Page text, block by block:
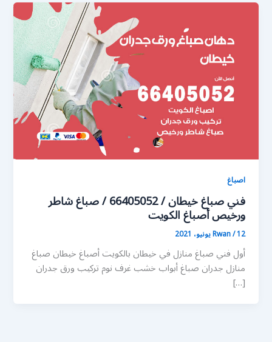
اصباغ
فني صباغ خيطان / 66405052 / صباغ شاطر
ورخيص أصباغ الكويت
Rwan/12 يونيو، 2021
أول فني صباغ منازل في خيطان بالكويت أصباغ خيطان صباغ
منازل جدران صباغ أبواب خشب غرف نوم تركيب ورق جدران
[…]